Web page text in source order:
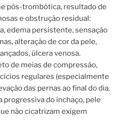
pós-trombótica, resultado de
e obstrução residual:
edema persistente, sensação
alteração de cor da pele,
úlcera venosa.
de meias de compressão,
regulares (especialmente
das pernas ao final do dia.
progressiva do inchaço, pele
não cicatrizam exigem